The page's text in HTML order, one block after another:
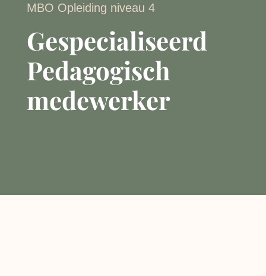
MBO Opleiding niveau 4
Gespecialiseerd
Pedagogisch
medewerker